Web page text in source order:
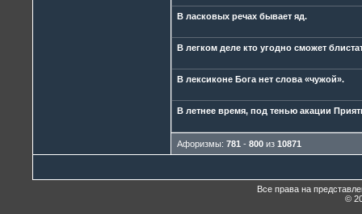
В ласковых речах бывает яд.
В легком деле кто угодно сможет
В лексиконе Бога нет слова «чужой».
В летнее время, под тенью акации
Афоризмы: 781 - 800 из 10871
Все права на
©